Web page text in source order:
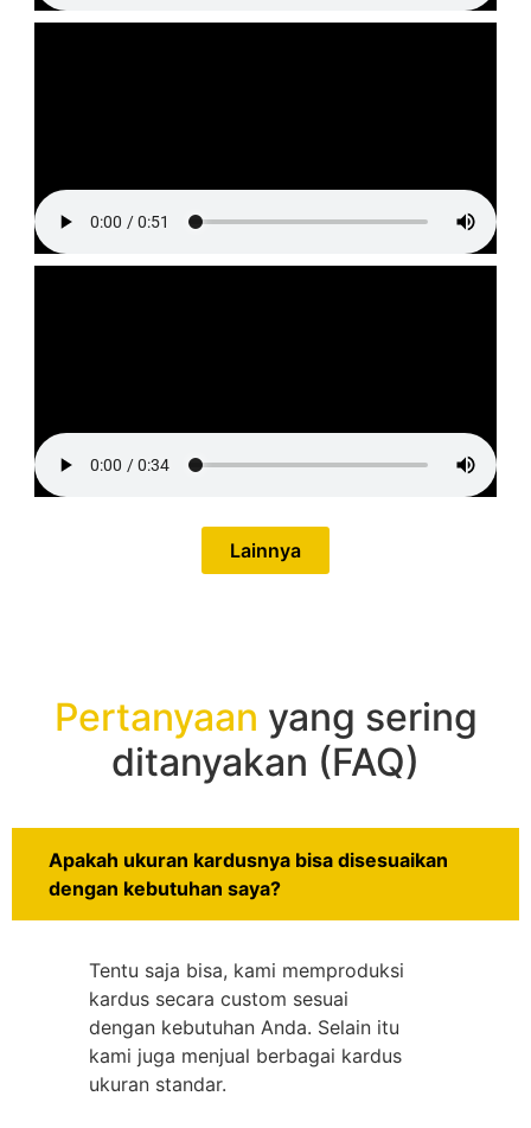
Lainnya
Pertanyaan yang sering
ditanyakan (FAQ)
Apakah ukuran kardusnya bisa disesuaikan
dengan kebutuhan saya?
Tentu saja bisa, kami memproduksi
kardus secara custom sesuai
dengan kebutuhan Anda. Selain itu
kami juga menjual berbagai kardus
ukuran standar.